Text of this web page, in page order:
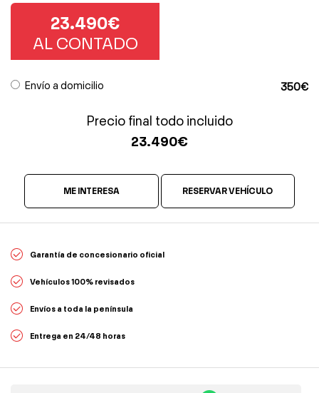
23.490€
AL CONTADO
Envío a domicilio 350€
Precio final todo incluido
23.490€
ME INTERESA RESERVAR VEHÍCULO
Garantía de concesionario oficial
Vehículos 100% revisados
Envíos a toda la península
Entrega en 24/48 horas